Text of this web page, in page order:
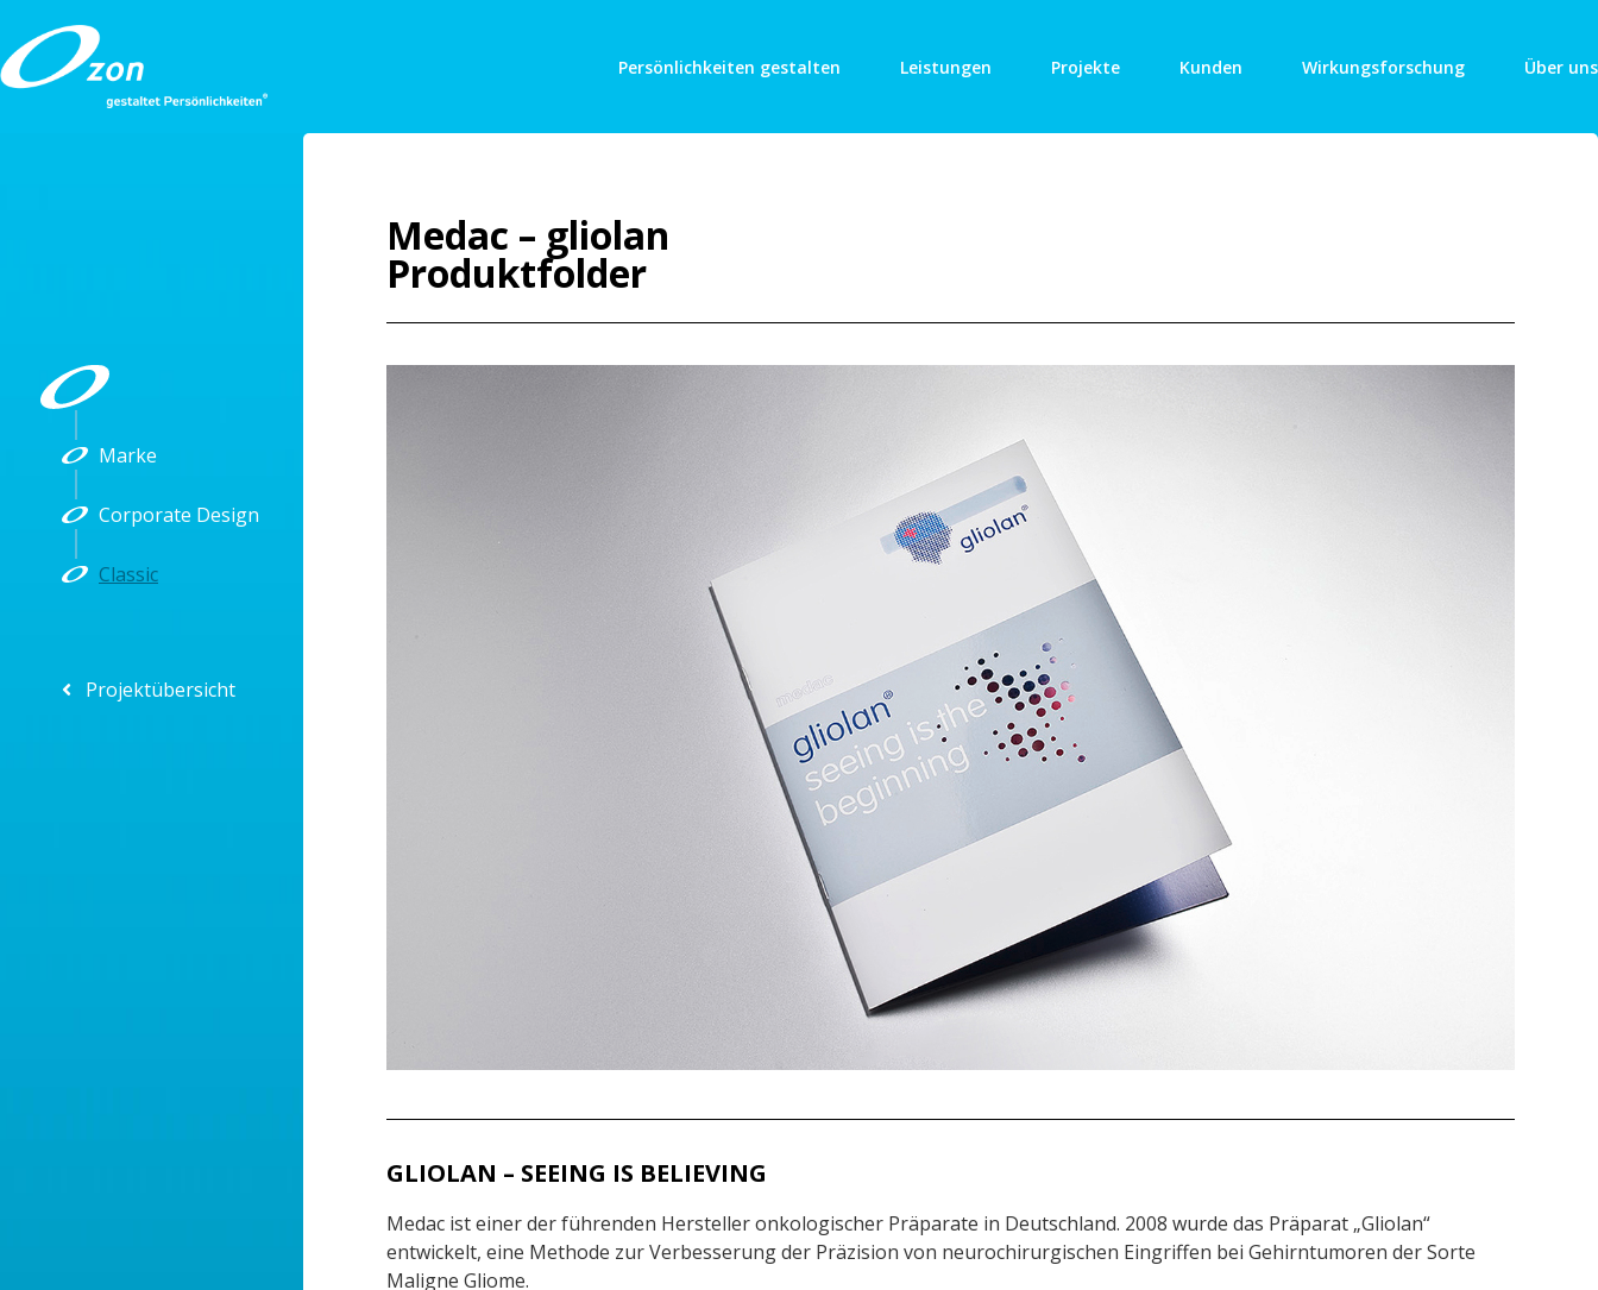
Persönlichkeiten gestalten Leistungen Projekte Kunden Wirkungsforschung Über uns
Marke
Corporate Design
Classic
Projektübersicht
Medac – gliolan
Produktfolder
GLIOLAN – SEEING IS BELIEVING
Medac ist einer der führenden Hersteller onkologischer Präparate in Deutschland. 2008 wurde das Präparat „Gliolan“
entwickelt, eine Methode zur Verbesserung der Präzision von neurochirurgischen Eingriffen bei Gehirntumoren der Sorte
Maligne Gliome.